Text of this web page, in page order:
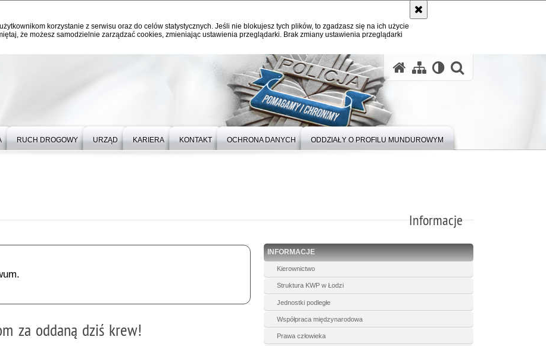
korzystanie z serwisu oraz do celów statystycznych. Jeśli nie blokujesz tych plików, to zgadzasz się na ich użycie
że możesz samodzielnie zarządzać cookies, zmieniając ustawienia przeglądarki. Brak zmiany ustawienia przeglądarki
RUCH DROGOWY URZĄD KARIERA KONTAKT OCHRONA DANYCH ODDZIAŁY O PROFILU MUNDUROWYM
Informacje
za oddaną dziś krew!
INFORMACJE
Kierownictwo
Struktura KWP w Łodzi
Jednostki podległe
Współpraca międzynarodowa
Prawa człowieka